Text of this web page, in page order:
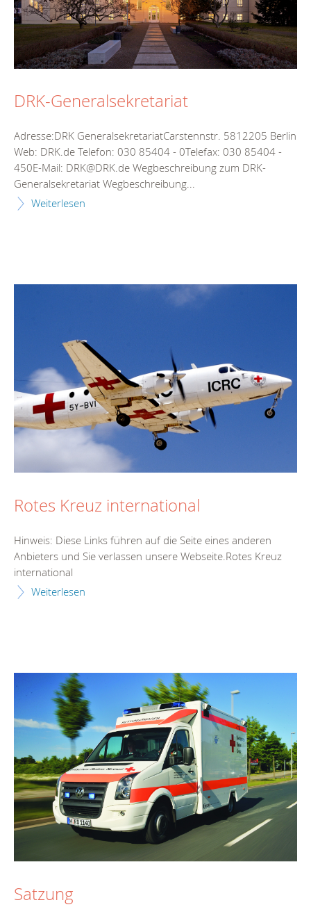
DRK-Generalsekretariat
Adresse:DRK GeneralsekretariatCarstennstr. 5812205 Berlin
Web: DRK.de Telefon: 030 85404 - 0Telefax: 030 85404 -
450E-Mail: DRK@DRK.de Wegbeschreibung zum DRK-
Generalsekretariat Wegbeschreibung...
Weiterlesen
Rotes Kreuz international
Hinweis: Diese Links führen auf die Seite eines anderen
Anbieters und Sie verlassen unsere Webseite.Rotes Kreuz
international
Weiterlesen
Satzung